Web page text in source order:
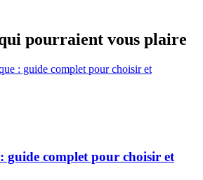
pourraient vous plaire
guide complet pour choisir et